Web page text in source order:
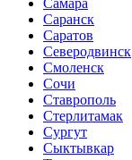
Саранск
Саратов
Северодвинск
Смоленск
Сочи
Ставрополь
Стерлитамак
Сургут
Сыктывкар